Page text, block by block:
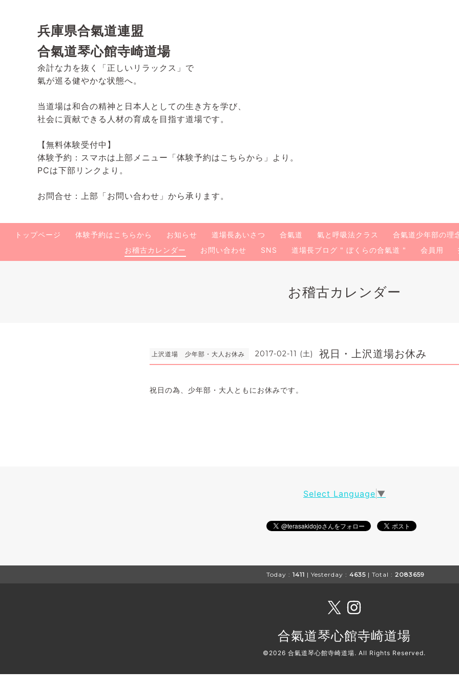
兵庫県合氣道連盟
合氣道琴心館寺崎道場
余計な力を抜く「正しいリラックス」で
氣が巡る健やかな状態へ。
当道場は和合の精神と日本人としての生き方を学び、
社会に貢献できる人材の育成を目指す道場です。
【無料体験受付中】
体験予約：スマホは上部メニュー「体験予約はこちらから」より。
PCは下部リンクより。
お問合せ：上部「お問い合わせ」から承ります。
トップページ 体験予約はこちらから お知らせ 道場長あいさつ 合氣道 氣と呼吸法クラス 合氣道少年部の理
お稽古カレンダー
お問い合わせ SNS 道場長ブログ " ぼくらの合氣道 " 会員用
お稽古カレンダー
上沢道場 少年部・大人お休み 2017-02-11 (土) 祝日・上沢道場お休み
祝日の為、少年部・大人ともにお休みです。
Select Language ▼
Today : 1411 | Yesterday : 4635 | Total : 2083659
合氣道琴心館寺崎道場
©2026 合氣道琴心館寺崎道場. All Rights Reserved.